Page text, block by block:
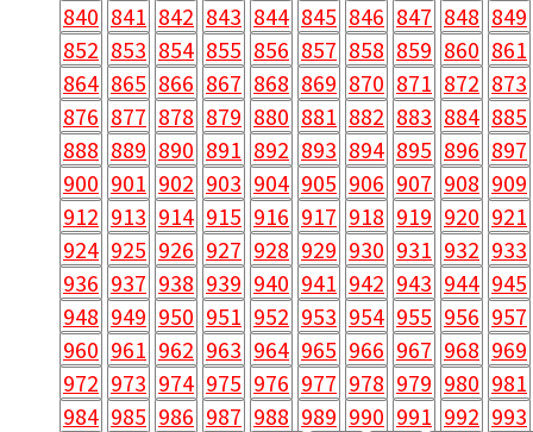
840 841 842 843 844 845 846 847 848 849
852 853 854 855 856 857 858 859 860 861
864 865 866 867 868 869 870 871 872 873
876 877 878 879 880 881 882 883 884 885
888 889 890 891 892 893 894 895 896 897
900 901 902 903 904 905 906 907 908 909
912 913 914 915 916 917 918 919 920 921
924 925 926 927 928 929 930 931 932 933
936 937 938 939 940 941 942 943 944 945
948 949 950 951 952 953 954 955 956 957
960 961 962 963 964 965 966 967 968 969
972 973 974 975 976 977 978 979 980 981
984 985 986 987 988 989 990 991 992 993